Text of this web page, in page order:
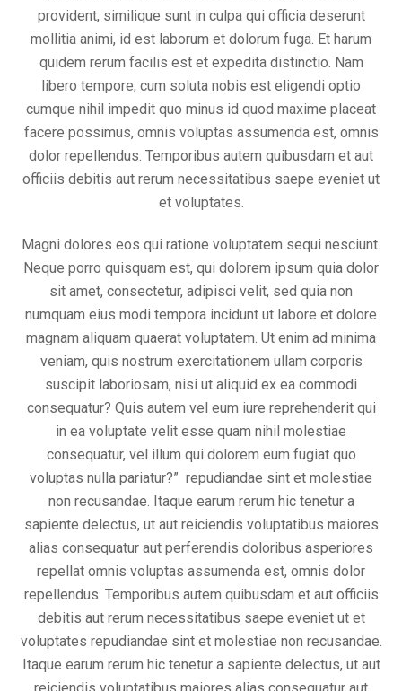
provident, similique sunt in culpa qui officia deserunt
mollitia animi, id est laborum et dolorum fuga. Et harum
quidem rerum facilis est et expedita distinctio. Nam
libero tempore, cum soluta nobis est eligendi optio
cumque nihil impedit quo minus id quod maxime placeat
facere possimus, omnis voluptas assumenda est, omnis
dolor repellendus. Temporibus autem quibusdam et aut
officiis debitis aut rerum necessitatibus saepe eveniet ut
et voluptates.
Magni dolores eos qui ratione voluptatem sequi nesciunt.
Neque porro quisquam est, qui dolorem ipsum quia dolor
sit amet, consectetur, adipisci velit, sed quia non
numquam eius modi tempora incidunt ut labore et dolore
magnam aliquam quaerat voluptatem. Ut enim ad minima
veniam, quis nostrum exercitationem ullam corporis
suscipit laboriosam, nisi ut aliquid ex ea commodi
consequatur? Quis autem vel eum iure reprehenderit qui
in ea voluptate velit esse quam nihil molestiae
consequatur, vel illum qui dolorem eum fugiat quo
voluptas nulla pariatur?” repudiandae sint et molestiae
non recusandae. Itaque earum rerum hic tenetur a
sapiente delectus, ut aut reiciendis voluptatibus maiores
alias consequatur aut perferendis doloribus asperiores
repellat omnis voluptas assumenda est, omnis dolor
repellendus. Temporibus autem quibusdam et aut officiis
debitis aut rerum necessitatibus saepe eveniet ut et
voluptates repudiandae sint et molestiae non recusandae.
Itaque earum rerum hic tenetur a sapiente delectus, ut aut